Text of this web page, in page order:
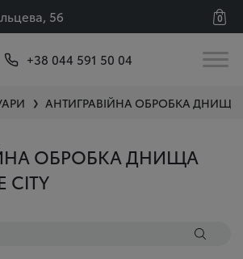
56 0
+38 044 591 50 04
❯ АНТИГРАВІЙНА ОБРОБКА ДНИЩА
ОБРОБКА ДНИЩА
CITY